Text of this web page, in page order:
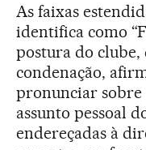
As faixas
identifica como
postura do clube,
condenação,
pronunciar sobre
assunto pessoal
endereçadas à